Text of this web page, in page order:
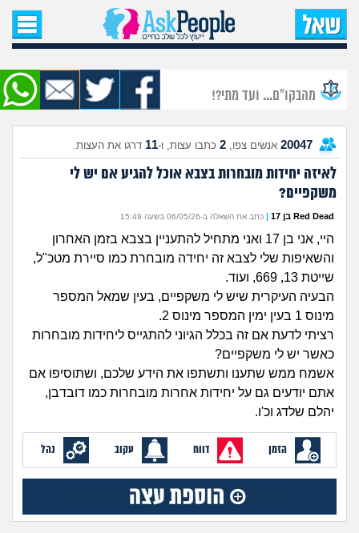
עמוד הבית
שאל שאלה
שאלות חדשות
שאלות שעוררו עניין
מה קורה כאן?
מדורים
היריון ולידה
הורות ומשפחה
מתבגרים
מהבקו"ם... ועד מתי?!
הרשמה | התחברות
מהבקו"ם... ועד מתי?!
20047 אנשים צפו, 2 כתבו עצות, ו-11 דרגו את העצות.
לאיזה יחידות מובחרות בצבא אוכל להגיע אם יש לי
משקפיים?
Red Dead בן 17 | כתב את השאלה ב-06/05/26 בשעה 15:49
היי, אני בן 17 ואני מתחיל להתעניין בצבא בזמן האחרון
והשאיפות שלי לצבא זה יחידה מובחרת כמו סיירת מטכ"ל,
שייטת 13, 669, ועוד.
הבעיה העיקרית שיש לי משקפיים, בעין שמאל המספר
מינוס 1 בעין ימין המספר מינוס 2.
רציתי לדעת אם זה בכלל הגיוני להתגייס ליחידות מובחרות
כאשר יש לי משקפיים?
אשמח ממש שתענו ותשתפו את הידע שלכם, ושתוסיפו אם
אתם יודעים גם על יחידות אחרות מובחרות כמו דובדבן,
יהלם שלדג וכ'ו.
הזמן דווח עקוב נהל